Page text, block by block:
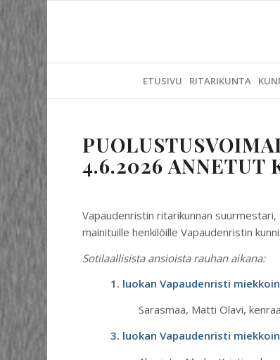
ETUSIVU RITARIKUNTA
4.6.2026 ANNETUT
Vapaudenristin ritarikunnan
mainituille henkilöille Vapaudenristin
Sotilaallisista ansioista rauhan aikana:
1. luokan Vapaudenristi
Sarasmaa, Matti Olavi,
3. luokan Vapaudenristi